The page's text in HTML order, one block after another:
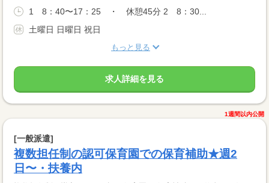
1 8：40〜17：25 ・ 休憩45分 2 8：30...
土曜日 日曜日 祝日
もっと見る
求人詳細を見る
1週間以内公開
[一般派遣]
複数担任制の認可保育園での保育補助★週2
日〜・扶養内